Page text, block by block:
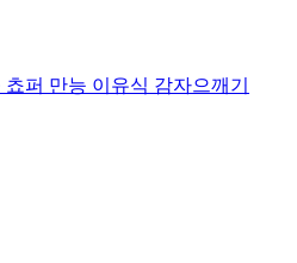
퍼 만능 이유식 감자으깨기